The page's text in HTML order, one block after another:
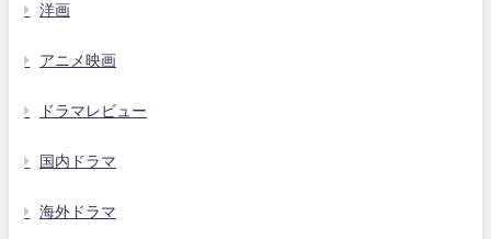
洋画
アニメ映画
ドラマレビュー
国内ドラマ
海外ドラマ